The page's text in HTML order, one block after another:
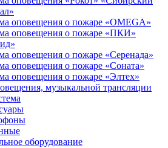
оповещения о пожаре «OMEGA»
оповещения о пожаре «ПКИ»
оповещения о пожаре «Серенада»
оповещения о пожаре «Соната»
оповещения о пожаре «Элтех»
музыкальной трансляции
оборудование